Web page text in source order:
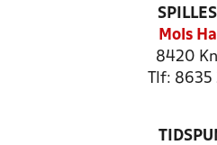
Mols
8420
Tlf: